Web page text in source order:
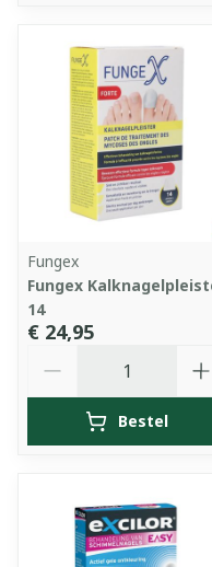
Fungex
Fungex
14
€ 24,95
Bestel